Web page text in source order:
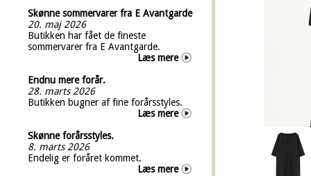
Skønne sommervarer fra E Avantgarde
20. maj 2026
Butikken har fået de fineste
sommervarer fra E Avantgarde.
Læs mere
Endnu mere forår.
28. marts 2026
Butikken bugner af fine forårsstyles.
Læs mere
Skønne forårsstyles.
8. marts 2026
Endelig er foråret kommet.
Læs mere